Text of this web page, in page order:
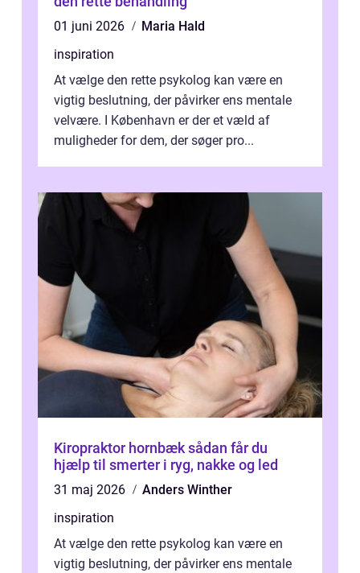
01 juni 2026
Maria Hald
inspiration
At vælge den rette psykolog kan være en
vigtig beslutning, der påvirker ens mentale
velvære. I København er der et væld af
muligheder for dem, der søger pro...
Kiropraktor hornbæk sådan får du
hjælp til smerter i ryg, nakke og led
31 maj 2026
Anders Winther
inspiration
At vælge den rette psykolog kan være en
vigtig beslutning, der påvirker ens mentale